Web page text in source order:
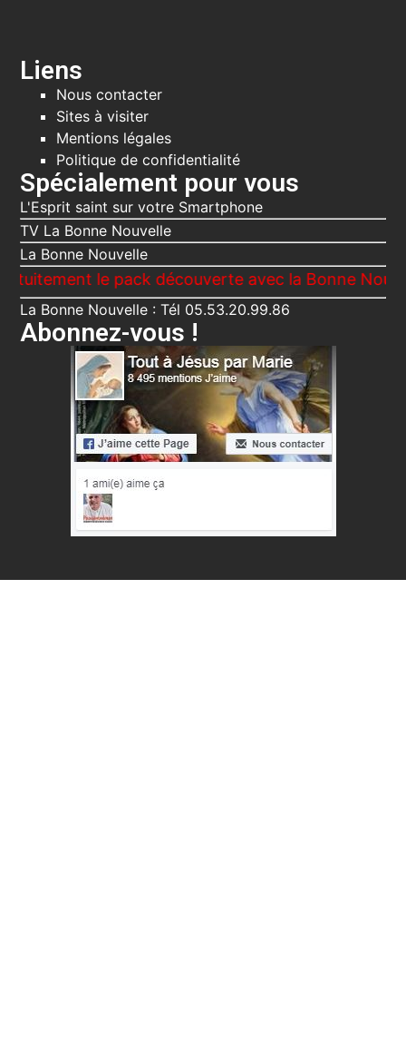
Liens
Nous contacter
Sites à visiter
Mentions légales
Politique de confidentialité
Spécialement pour vous
L'Esprit saint sur votre Smartphone
TV La Bonne Nouvelle
La Bonne Nouvelle
le pack découverte avec la Bonne Nouvelle,
La Bonne Nouvelle : Tél 05.53.20.99.86
Abonnez-vous !